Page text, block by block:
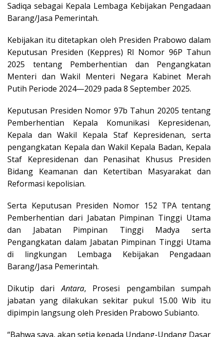
Sadiqa sebagai Kepala Lembaga Kebijakan Pengadaan
Barang/Jasa Pemerintah.
Kebijakan itu ditetapkan oleh Presiden Prabowo dalam
Keputusan Presiden (Keppres) RI Nomor 96P Tahun
2025 tentang Pemberhentian dan Pengangkatan
Menteri dan Wakil Menteri Negara Kabinet Merah
Putih Periode 2024—2029 pada 8 September 2025.
Keputusan Presiden Nomor 97b Tahun 20205 tentang
Pemberhentian Kepala Komunikasi Kepresidenan,
Kepala dan Wakil Kepala Staf Kepresidenan, serta
pengangkatan Kepala dan Wakil Kepala Badan, Kepala
Staf Kepresidenan dan Penasihat Khusus Presiden
Bidang Keamanan dan Ketertiban Masyarakat dan
Reformasi kepolisian.
Serta Keputusan Presiden Nomor 152 TPA tentang
Pemberhentian dari Jabatan Pimpinan Tinggi Utama
dan Jabatan Pimpinan Tinggi Madya serta
Pengangkatan dalam Jabatan Pimpinan Tinggi Utama
di lingkungan Lembaga Kebijakan Pengadaan
Barang/Jasa Pemerintah.
Dikutip dariAntara, Prosesi pengambilan sumpah
jabatan yang dilakukan sekitar pukul 15.00 Wib itu
dipimpin langsung oleh Presiden Prabowo Subianto.
“Bahwa saya, akan setia kepada Undang-Undang Dasar